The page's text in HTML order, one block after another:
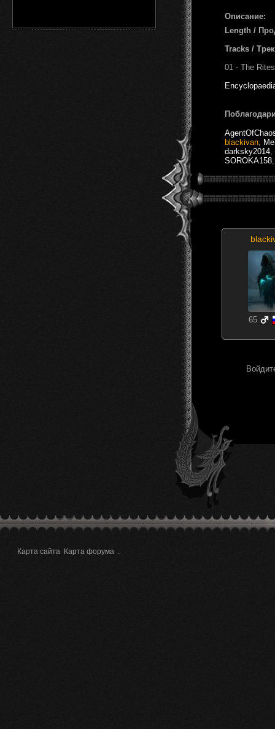
Описание:
Length /
Tracks /
01 - The
blackivan
darksky2014
SOROKA158
65
Карта сайта Карта форума